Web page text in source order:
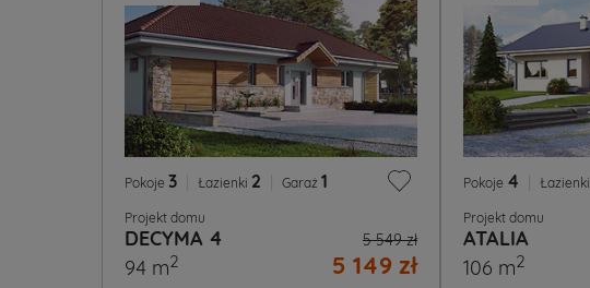
Pokoje 3 Łazienki 2 Garaż 1
Projekt domu
DECYMA 4 5 549 zł
5 149 zł
94 m2
Pokoje 4 Łazienki
Projekt domu
ATALIA
106 m2